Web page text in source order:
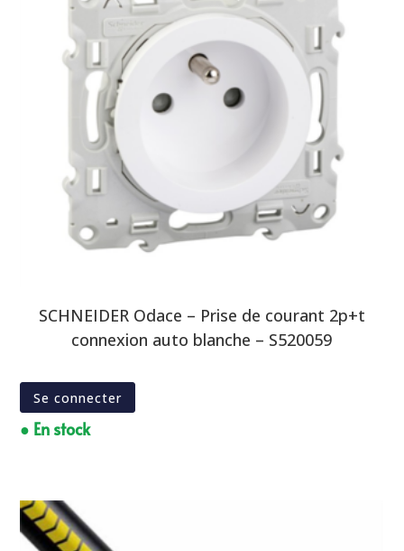
SCHNEIDER Odace – Prise de courant 2p+t
connexion auto blanche – S520059
Se connecter
● En stock